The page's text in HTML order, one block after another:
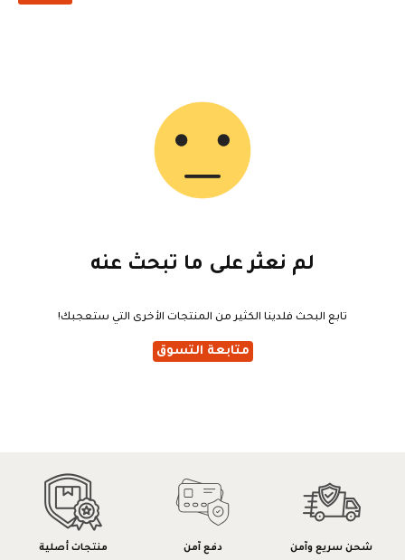
لم نعثر على ما تبحث عنه
تابع البحث فلدينا الكثير من المنتجات الأخرى التي ستعجبك!
متابعة التسوق
شحن سريع وآمن دفع آمن منتجات أصلية